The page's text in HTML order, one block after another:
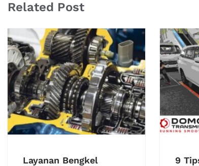
Related Post
Layanan Bengkel
9